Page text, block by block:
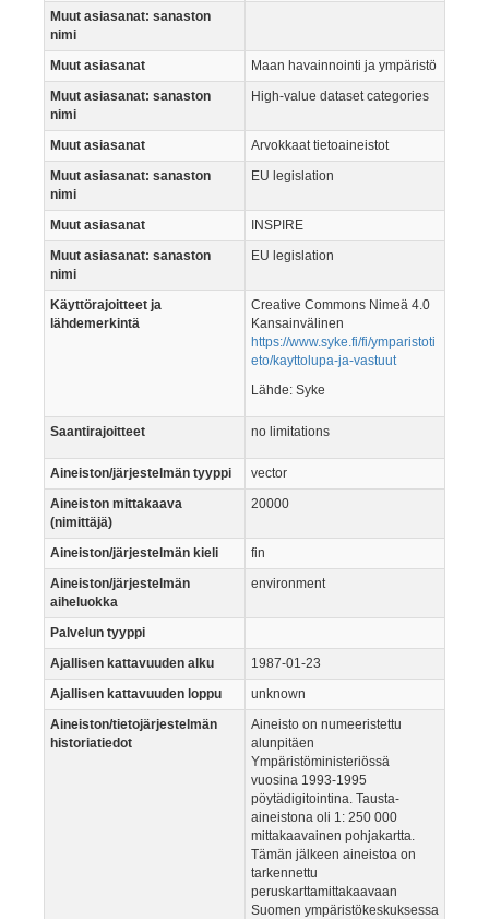
Muut asiasanat: sanaston
nimi
Muut asiasanat
Maan havainnointi ja ympäristö
Muut asiasanat: sanaston
nimi
High-value dataset categories
Muut asiasanat
Arvokkaat tietoaineistot
Muut asiasanat: sanaston
nimi
EU legislation
Muut asiasanat
INSPIRE
Muut asiasanat: sanaston
nimi
EU legislation
Käyttörajoitteet ja
lähdemerkintä
Creative Commons Nimeä 4.0
Kansainvälinen
https://www.syke.fi/fi/ymparistoti
eto/kayttolupa-ja-vastuut
Lähde: Syke
Saantirajoitteet no limitations
Aineiston/järjestelmän tyyppi
vector
Aineiston mittakaava
(nimittäjä)
20000
Aineiston/järjestelmän kieli
fin
Aineiston/järjestelmän
aiheluokka
environment
Palvelun tyyppi
Ajallisen kattavuuden alku
1987-01-23
Ajallisen kattavuuden loppu
unknown
Aineiston/tietojärjestelmän
historiatiedot
Aineisto on numeeristettu
alunpitäen
Ympäristöministeriössä
vuosina 1993-1995
pöytädigitointina. Tausta-
aineistona oli 1: 250 000
mittakaavainen pohjakartta.
Tämän jälkeen aineistoa on
tarkennettu
peruskarttamittakaavaan
Suomen ympäristökeskuksessa